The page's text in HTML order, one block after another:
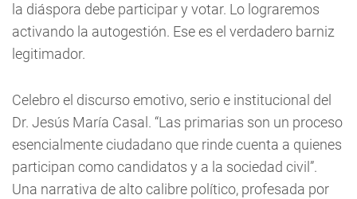
la diáspora debe participar y votar. Lo lograremos
activando la autogestión. Ese es el verdadero barniz
legitimador.
Celebro el discurso emotivo, serio e institucional del
Dr. Jesús María Casal. “Las primarias son un proceso
esencialmente ciudadano que rinde cuenta a quienes
participan como candidatos y a la sociedad civil”.
Una narrativa de alto calibre político, profesada por